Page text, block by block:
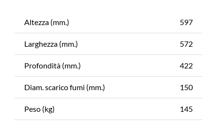
Altezza (mm.) 597
Larghezza (mm.) 572
Profondità (mm.) 422
Diam. scarico fumi (mm.) 150
Peso (kg) 145